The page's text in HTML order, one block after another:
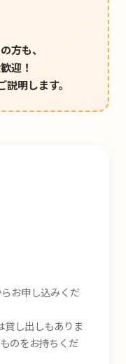
方も、
迎！
明します。
お申し込みくだ
し出しもありま
のをお持ちくだ